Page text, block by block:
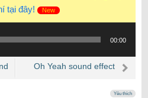
tại đây!
New
00:00
Oh Yeah sound effect
Yêu thích